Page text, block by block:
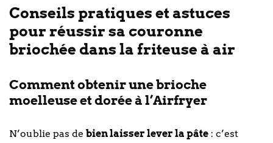
Conseils pratiques et astuces
pour réussir sa couronne
briochée dans la friteuse à air
Comment obtenir une brioche
moelleuse et dorée à l’Airfryer
N’oublie pas de bien laisser lever la pâte : c’est